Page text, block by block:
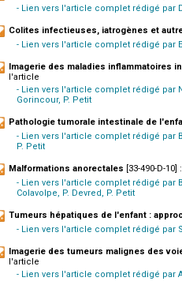
- Lien vers l'article complet rédigé par
Colites infectieuses, iatrogènes et
- Lien vers l'article complet rédigé par
Imagerie des maladies inflammatoires
l'article
- Lien vers l'article complet rédigé par
Gorincour, P. Petit
Pathologie tumorale intestinale de
- Lien vers l'article complet rédigé par
P. Petit
Malformations anorectales [33-490-D-
- Lien vers l'article complet rédigé par
Colavolpe, P. Devred, P. Petit
Tumeurs hépatiques de l'enfant :
- Lien vers l'article complet rédigé par
Imagerie des tumeurs malignes des
l'article
- Lien vers l'article complet rédigé par